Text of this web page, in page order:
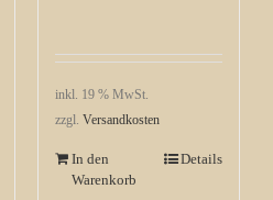
inkl. 19 % MwSt.
zzgl. Versandkosten
In den
Warenkorb
Details